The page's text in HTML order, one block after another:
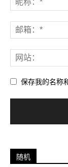
保存我的名称
随机